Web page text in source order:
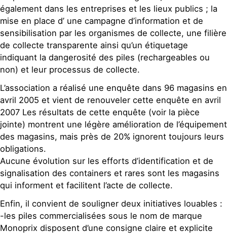
également dans les entreprises et les lieux publics ; la
mise en place d’ une campagne d’information et de
sensibilisation par les organismes de collecte, une filière
de collecte transparente ainsi qu’un étiquetage
indiquant la dangerosité des piles (rechargeables ou
non) et leur processus de collecte.
L’association a réalisé une enquête dans 96 magasins en
avril 2005 et vient de renouveler cette enquête en avril
2007 Les résultats de cette enquête (voir la pièce
jointe) montrent une légère amélioration de l’équipement
des magasins, mais près de 20% ignorent toujours leurs
obligations.
Aucune évolution sur les efforts d’identification et de
signalisation des containers et rares sont les magasins
qui informent et facilitent l’acte de collecte.
Enfin, il convient de souligner deux initiatives louables :
-les piles commercialisées sous le nom de marque
Monoprix disposent d’une consigne claire et explicite